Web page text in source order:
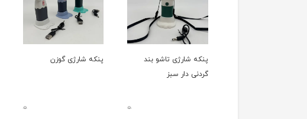
پنکه شارژی تاشو بند
گردنی دار سبز
0
پنکه شارژی گوزن
0